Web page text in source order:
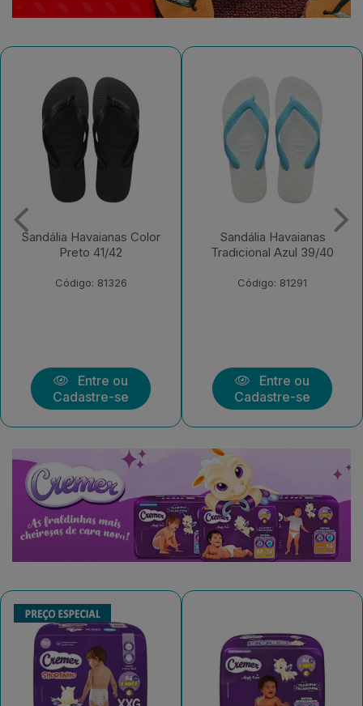
Sandália Havaianas Color
Preto 41/42
Código: 81326
Entre ou
Cadastre-se
Sandália Havaianas
Tradicional Azul 39/40
Código: 81291
Entre ou
Cadastre-se